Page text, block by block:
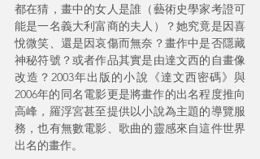
都在猜，畫中的女人是誰（藝術史學家考證可
能是一名義大利富商的夫人）？她究竟是因喜
悅微笑、還是因哀傷而無奈？畫作中是否隱藏
神秘符號？或者作品其實是由達文西的自畫像
改造？2003年出版的小說《達文西密碼》與
2006年的同名電影更是將畫作的出名程度推向
高峰，羅浮宮甚至提供以小說為主題的導覽服
務，也有無數電影、歌曲的靈感來自這件世界
出名的畫作。